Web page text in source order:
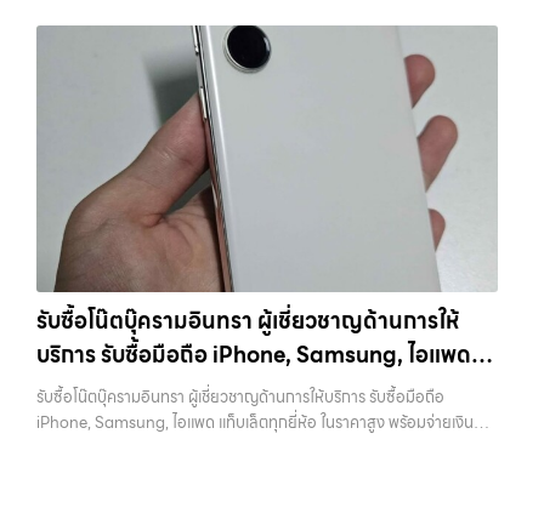
เกษตรนวมินทร์, เสนานิคม, วังหินไม่ว่าคุณจะต้องการ รับซื้อโทรศัพท์, รับ
ซื้อแมคบุค, รับซื้อโน๊ตบุ๊ค, รับซื้อแท็บเล็ต, หรือบริการอื่นๆ เกี่ยวกับสินค้า
ไอที กรุงเทพฯ – เราพร้อมให้บริการครบวงจร บริการของเรา เราให้บริการ
แบบครบวงจรสำหรับลูกค้าที่ต้องการขายอุปกรณ์ไอที ไม่ว่าจะเป็น: รับซื้อไอ
โฟน ทุกรุ่น ทั้งเครื่องใหม่และเครื่องใช้งานแล้ว…
ทรัพย์สินที่มีมูลค่า คุณอาจต้องการเปลี่ยนรุ่น หรือต้องการเงินด่วน เราจึง
มอบบริการประเมินสภาพเครื่อง ฟรี ปราบปรามความยุ่งยากทั้งหลาย โดย
เน้น โปร่งใส มั่นใจได้ และจ่ายเงินทันทีเมื่อตกลงซื้อขายสำเร็จ บริการของเรา
ครอบคลุมทั้ง iPhone สายใหม่-เก่า, Samsung ทุกรุ่น, iPad และแท็บเล็ต
ทุกแบรนด์ เรารับถึงแม้จะอยู่ในสภาพใช้งานแล้ว ตกแต่งแล้ว หรือมีรอยบ้าง
เพราะมูลค่าของเครื่องไม่ได้ขึ้นอยู่แค่ยี่ห้อ แต่ขึ้นอยู่กับสภาพจริง ความครบ
ชุด และความสะดวกในการขายของคุณ เราจึงตั้งใจให้บริการในเขต
ลาดพร้าว, รัชดา, บางรัก, แจ้งวัฒนะ, บางแค, วัชรพล, รามอินทรา, บางนา,
บางพลี, เกษตรนวมินทร์, เสนานิคม, วังหิน อย่างเต็มที่ ไม่ว่าคุณจะค้นหาคำ
ว่า “รับซื้อมือถือใกล้ฉัน”, “รับซื้อโทรศัพท์มือสองกรุงเทพ”, “ขาย iPad ได้
ราคา”, “รับซื้อแท็บเล็ต กรุงเทพถึงที่”, หรือ “รับซื้อ Samsung มือสอง
ราคาสูง” — ที่นี่คือคำตอบ เพราะบริการของเรามุ่งตรงให้คุณได้รับราคาและ
ความสะดวกสบายที่เหนือกว่า เลือกเราแล้วคุณจะได้บริการที่คุณไว้วางใจ
พร้อมทีมงานที่พร้อมอำนวยความสะดวก นัดรับถึงที่ ตรวจสภาพอย่างมือ
อาชีพ และจ่ายเงินทันที ทั้งหมดนี้เพื่อให้การขายอุปกรณ์ของคุณเป็นเรื่อง
ง่ายขึ้น ดีกว่า รวดเร็วกว่า และคุ้มค่ากว่า ทำไมต้องเลือกเรา ผู้เชี่ยวชาญด้าน
การให้บริการ รับซื้อมือถือ iPhone, Samsung, ไอแพด แท็บเล็ตทุกยี่ห้อ ใน
บางแค วัชรพล รามอินทรา รับซื้อไอแพดบางรัก — รับซื้อโทรศัพท์, รับซื้อแม
คบุค, รับซื้อโน๊ตบุ๊ค, รับซื้อแท็บเล็ต, หรือบริการอื่นๆ เกี่ยวกับสินค้าไอที
กรุงเทพฯ เราพร้อมให้บริการครบวงจร รับซื้อไอแพดบางรัก รับซื้อโทรศัพท์,
รับซื้อแมคบุค, รับซื้อโน๊ตบุ๊ค, รับซื้อแท็บเล็ต, หรือบริการอื่นๆ เกี่ยวกับสินค้า
ไอที กรุงเทพฯ เราพร้อมให้บริการครบวงจร… รับซื้อไอแพดบางรัก รับซื้อ
iPad และแท็บเล็ตทุกแบรนด์ ทุกสภาพ — ขอขายง่าย ได้เงินเร็ว
ประสบการณ์เหนือระดับกับการ รับซื้อไอโฟน, รับซื้อไอแพด, รับซื้อมือถือ
ยินดีต้อนรับสู่ “รับซื้อขายมือถือ.com” เว็บไซต์ที่คุณไว้วางใจได้ สำหรับ
บริการ รับซื้อ มือถือ iPhone, Samsung, iPad, แท็บเล็ต ทุกยี่ห้อ ให้ราคา
สูง พร้อมจ่ายเงินทันที ครอบคลุมพื้นที่ ลาดพร้าว, รัชดา, บางรัก,
แจ้งวัฒนะ, บางแค, วัชรพล, รามอินทรา และเขตกรุงเทพฯ ใกล้ “ใกล้ ฉัน”
ที่สุด ในยุคที่สมาร์ทโฟน แท็บเล็ต และอุปกรณ์ไอทีใหม่ๆ เปลี่ยนรุ่นกันแทบ
ทุกช่วงเวลา อุปกรณ์ที่คุณใช้แล้วอาจกลายเป็นของที่ไม่ได้ใช้งานอยู่เฉยๆ
เว็บไซต์ของเราจึงเกิดขึ้นเพื่อเป็นทางเลือกให้คุณสามารถเปลี่ยนอุปกรณ์ที่
ไม่ใช้แล้วให้กลายเป็นเงินสดได้ทันที ด้วยบริการ รับซื้อไอโฟน, รับซื้อไอแพด,
รับซื้อมือถือ, รับซื้อโทรศัพท์, รับซื้อโน๊ตบุ๊ค, รับซื้อแท็บเล็ต, รับซื้อสินค้าไอที
กรุงเทพมหานคร อย่างครบวงจร ไม่ว่าคุณจะอยู่โซนเมืองหรือเขตชานเมือง
รับซื้อโน๊ตบุ๊ครามอินทรา ผู้เชี่ยวชาญด้านการให้
บริการ รับซื้อมือถือ iPhone, Samsung, ไอแพด
แท็บเล็ตทุกยี่ห้อ ในราคาสูง พร้อมจ่ายเงินทันที
รับซื้อโน๊ตบุ๊ครามอินทรา ผู้เชี่ยวชาญด้านการให้บริการ รับซื้อมือถือ
iPhone, Samsung, ไอแพด แท็บเล็ตทุกยี่ห้อ ในราคาสูง พร้อมจ่ายเงิน